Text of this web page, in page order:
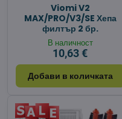
Viomi V2
MAX/PRO/V3/SE Хепа
филтър 2 бр.
В наличност
10,63 €
Добави в количката